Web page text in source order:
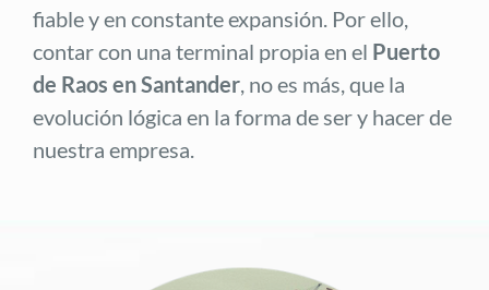
fiable y en constante expansión. Por ello,
contar con una terminal propia en el Puerto
de Raos en Santander, no es más, que la
evolución lógica en la forma de ser y hacer de
nuestra empresa.